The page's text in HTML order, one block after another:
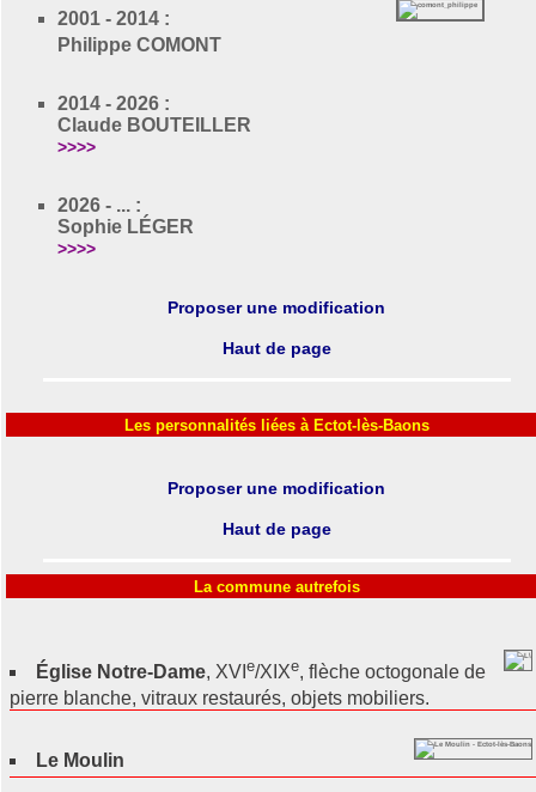
2001 - 2014 :
Philippe COMONT
2014 - 2026 :
Claude BOUTEILLER
>>>>
2026 - ... :
Sophie LÉGER
>>>>
Proposer une modification
Haut de page
Les personnalités liées à Ectot-lès-Baons
Proposer une modification
Haut de page
La commune autrefois
Église Notre-Dame, XVI e/XIXe, flèche octogonale de
pierre blanche, vitraux restaurés, objets mobiliers.
Le Moulin